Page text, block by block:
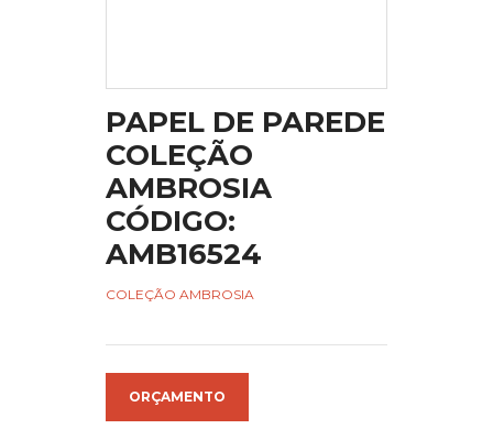
PAPEL DE PAREDE
COLEÇÃO
AMBROSIA
CÓDIGO:
AMB16524
COLEÇÃO AMBROSIA
ORÇAMENTO